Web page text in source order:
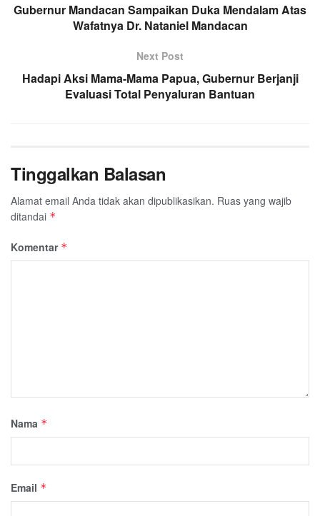
Gubernur Mandacan Sampaikan Duka Mendalam Atas
Wafatnya Dr. Nataniel Mandacan
Next Post
Hadapi Aksi Mama-Mama Papua, Gubernur Berjanji
Evaluasi Total Penyaluran Bantuan
Tinggalkan Balasan
Alamat email Anda tidak akan dipublikasikan. Ruas yang wajib
ditandai *
Komentar *
Nama *
Email *